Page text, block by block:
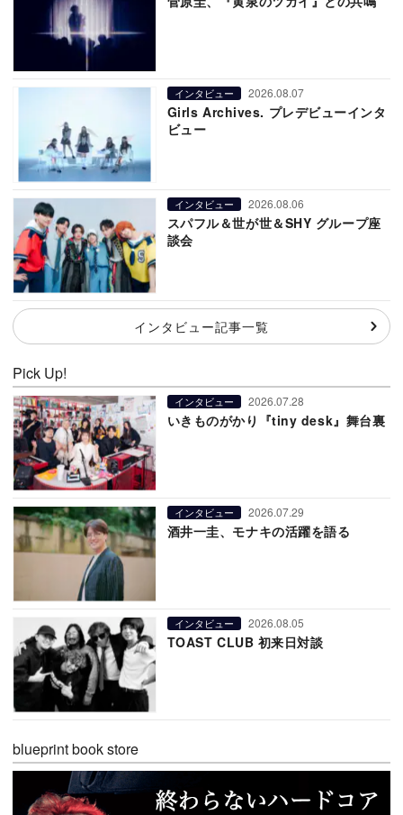
インタビュー 2026.08.07
Girls Archives. プレデビューインタ
ビュー
インタビュー 2026.08.06
スパフル＆世が世＆SHY グループ座
談会
インタビュー記事一覧
Pick Up!
インタビュー 2026.07.28
いきものがかり『tiny desk』舞台裏
インタビュー 2026.07.29
酒井一圭、モナキの活躍を語る
インタビュー 2026.08.05
TOAST CLUB 初来日対談
blueprint book store